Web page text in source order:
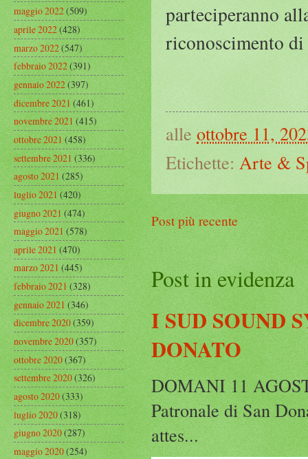
parteciperanno
riconoscimento
alle ottobre 11,
Etichette: Arte &
Post più recente
Post in evidenza
I SUD SOUND
DONATO
DOMANI 11
Patronale di San
attes...
maggio 2022(509)
aprile 2022(428)
marzo 2022(547)
febbraio 2022(391)
gennaio 2022(397)
dicembre 2021(461)
novembre 2021(415)
ottobre 2021(458)
settembre 2021(336)
agosto 2021(285)
luglio 2021(420)
giugno 2021(474)
maggio 2021(578)
aprile 2021(470)
marzo 2021(445)
febbraio 2021(328)
gennaio 2021(346)
dicembre 2020(359)
novembre 2020(357)
ottobre 2020(367)
settembre 2020(326)
agosto 2020(333)
luglio 2020(318)
giugno 2020(287)
maggio 2020(254)